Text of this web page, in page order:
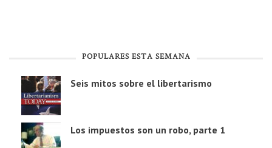
POPULARES ESTA SEMANA
Seis mitos sobre el libertarismo
Los impuestos son un robo, parte 1